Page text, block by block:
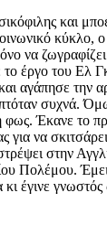
και
κύκλο,
να
έργο του Ελ
αγάπησε την
συχνά.
φως. Έκανε το
για να
στην
Πολέμου.
κι έγινε